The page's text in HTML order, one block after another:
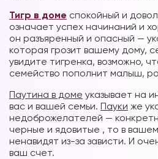
Тигр в доме спокойный и
означает успех начинаний и
он разъяренный и опасный —
которая грозит вашему дому,
увидите тигренка, возможно,
семейство пополнит малыш,
Паутина в доме указывает на
вас и вашей семьи. Пауки же
недоброжелателей —
черные и ядовитые , то в
ненавидят из-за зависти. И
ваш счет.